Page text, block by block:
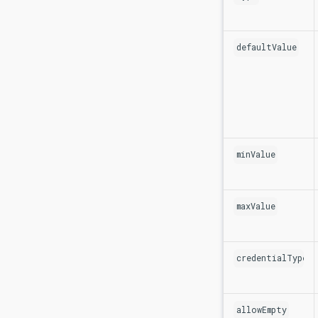
defaultValue
minValue
maxValue
credentialType
allowEmpty